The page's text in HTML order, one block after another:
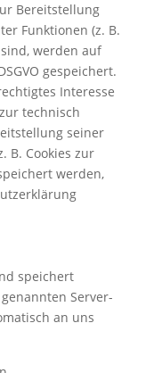
Bereitstellung
Funktionen (z. B.
werden auf
gespeichert.
Interesse
technisch
seiner
B. Cookies zur
werden,
speichert
Server-
an uns